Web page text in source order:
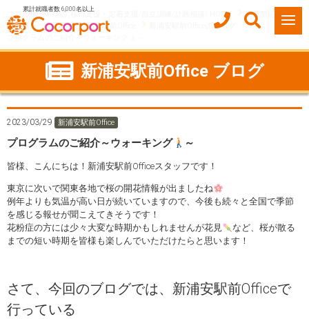
累計就職者数 6,000名以上
ココルポート(就労移行支援・定着支援/自立訓練/計画相談) HOME
事業所紹介
千葉県
浦安市 新浦安駅前Office
新浦安駅前Officeのブログ
プログラムのご紹介～ウォーキング
新浦安駅前Office ブログ
2023/03/29 新浦安駅前Office
プログラムのご紹介～ウォーキング ～
皆様、こんにちは！新浦安駅前Officeスタッフです！
東京に次いで関東各地で桜の開花情報が出ましたね
例年よりも気温が高い日が続いていますので、今後も続々と全国で季節
を感じる報せが聞こえてきそうです！
花粉症の方には少々大変な時期かもしれませんが花見
など、桜が散る
までの短い時期を皆様も楽しんでいただけたらと思います！
さて、今回のブログでは、新浦安駅前Officeで
行っている